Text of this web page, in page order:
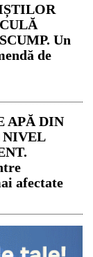
Un
de
APĂ DIN
NIVEL
afectate